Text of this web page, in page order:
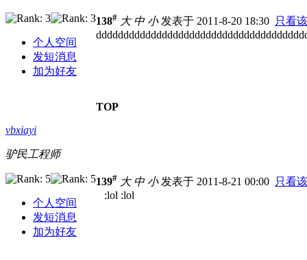
个人空间
发短消息
加为好友
138# 大 中 小发表于 2011-8-20 18:30 只看
TOP
vbxiayi
驴民工程师
个人空间
发短消息
加为好友
139# 大 中 小发表于 2011-8-21 00:00 只看
:lol :lol